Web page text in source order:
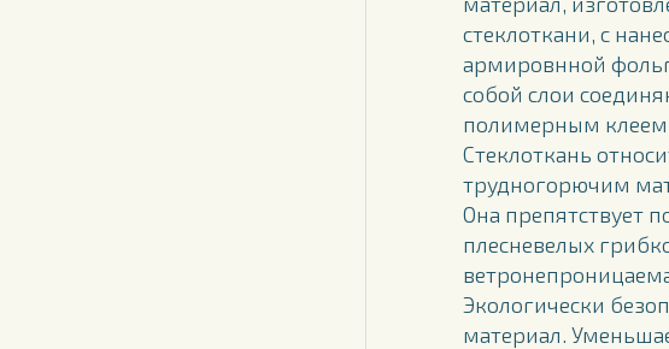
стеклоткани, с
армировнной
собой слои
полимерным
Стеклоткань
трудногорючим
Она препятствует
плесневелых
Экологически
материал.